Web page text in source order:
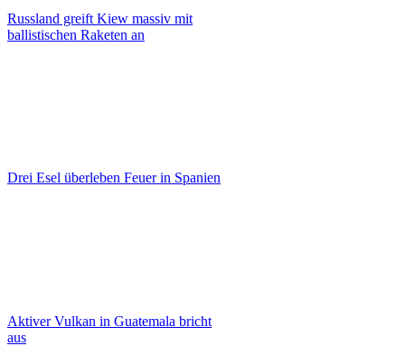
Russland greift Kiew massiv mit
ballistischen Raketen an
Drei Esel überleben Feuer in Spanien
Aktiver Vulkan in Guatemala bricht
aus